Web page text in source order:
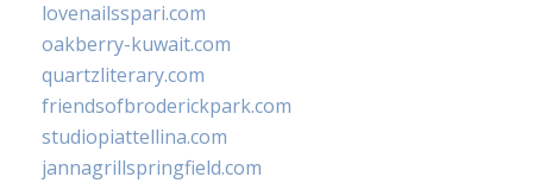
lovenailsspari.com
oakberry-kuwait.com
quartzliterary.com
friendsofbroderickpark.com
studiopiattellina.com
jannagrillspringfield.com